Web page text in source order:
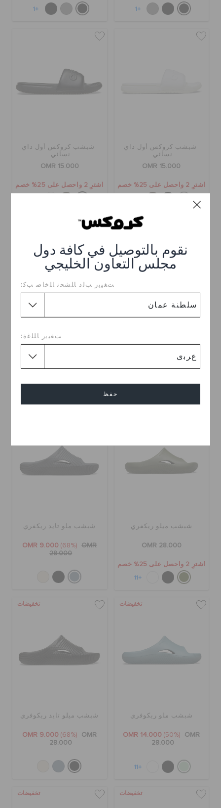
نقوم بالتوصيل في كافة دول
مجلس التعاون الخليجي
ﺖﻐﻴﻳﺭ ﺐﻟﺩ ﺎﻠﺸﺤﻧ ﺎﻠﺧﺎﺻ ﺐﻛ:
ﺖﻐﻴﻳﺭ ﺎﻠﻠﻏﺓ:
حفظ
+1
+1
شبشب كروكس أول داي
نسائي
OMR 15.000
اشترِ 2 واحصل على 25% خصم
شبشب كروكس أول داي
نسائي
OMR 15.000
اشترِ 2 واحصل على 25% خصم
تخفيضات
(42%) OMR
سليبر كلاسيك كوزي
OMR 13.000
شبشب ميلو ريكفري
OMR 28.000
اشترِ 2 واحصل على 25% خصم
+11
شبشب ملو تايد ريكفري
OMR 9.000 (68%)
OMR
28.000
تخفيضات
شبشب ملو ريكوفري
OMR 14.000 (50%)
OMR
28.000
+11
تخفيضات
شبشب ميلو تايد ريكوفري
OMR 9.000 (68%)
OMR
28.000
تخفيضات تخفيضات